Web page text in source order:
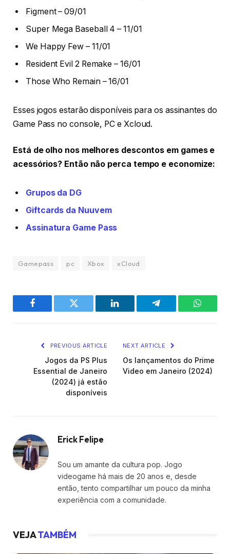
Figment – 09/01
Super Mega Baseball 4 – 11/01
We Happy Few – 11/01
Resident Evil 2 Remake – 16/01
Those Who Remain – 16/01
Esses jogos estarão disponíveis para os assinantes do
Game Pass no console, PC e Xcloud.
Está de olho nos melhores descontos em games e
acessórios? Então não perca tempo e economize:
Grupos da DG
Giftcards da Nuuvem
Assinatura Game Pass
Gamepass pc Xbox xCloud
Facebook Twitter LinkedIn Telegram
PREVIOUS ARTICLE
Jogos da PS Plus
Essential de Janeiro
(2024) já estão
disponíveis
NEXT ARTICLE
Os lançamentos do Prime
Video em Janeiro (2024)
Erick Felipe
Sou um amante da cultura pop. Jogo
videogame há mais de 20 anos e, desde
então, tento compartilhar um pouco da minha
experiência com a comunidade.
VEJATAMBÉM